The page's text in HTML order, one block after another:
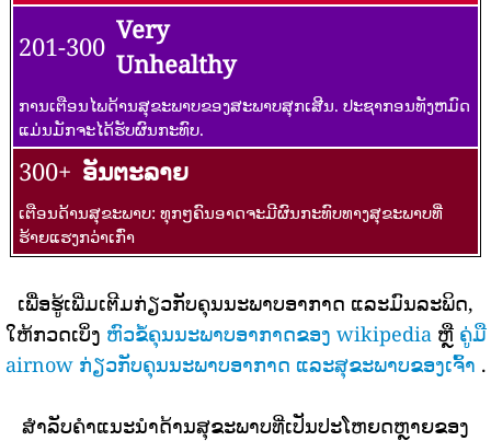
201-300
Very
Unhealthy
ການເຕືອນໄພດ້ານສຸຂະພາບຂອງສະພາບສຸກເສີນ. ປະຊາກອນທັງຫມົດ
ແມ່ນມັກຈະໄດ້ຮັບຜົນກະທົບ.
300+ ອັນຕະລາຍ
ເຕືອນດ້ານສຸຂະພາບ: ທຸກໆຄົນອາດຈະມີຜົນກະທົບທາງສຸຂະພາບທີ່
ຮ້າຍແຮງກວ່າເກົ່າ
ເພື່ອຮູ້ເພີ່ມເຕີມກ່ຽວກັບຄຸນນະພາບອາກາດ ແລະມົນລະພິດ,
ໃຫ້ກວດເບິ່ງ ຫົວຂໍ້ຄຸນນະພາບອາກາດຂອງ wikipediaຫຼື ຄູ່ມື
airnow ກ່ຽວກັບຄຸນນະພາບອາກາດ ແລະສຸຂະພາບຂອງເຈົ້າ .
ສໍາລັບຄໍາແນະນໍາດ້ານສຸຂະພາບທີ່ເປັນປະໂຫຍດຫຼາຍຂອງ